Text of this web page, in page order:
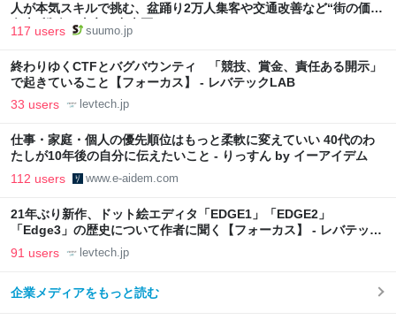
人が本気スキルで挑む、盆踊り2万人集客や交通改善など“街の価値
向上”戦略 東京・中央区
117 users suumo.jp
終わりゆくCTFとバグバウンティ 「競技、賞金、責任ある開示」
で起きていること【フォーカス】 - レバテックLAB
33 users levtech.jp
仕事・家庭・個人の優先順位はもっと柔軟に変えていい 40代のわ
たしが10年後の自分に伝えたいこと - りっすん by イーアイデム
112 users www.e-aidem.com
21年ぶり新作、ドット絵エディタ「EDGE1」「EDGE2」
「Edge3」の歴史について作者に聞く【フォーカス】 - レバテック
LAB
91 users levtech.jp
企業メディアをもっと読む